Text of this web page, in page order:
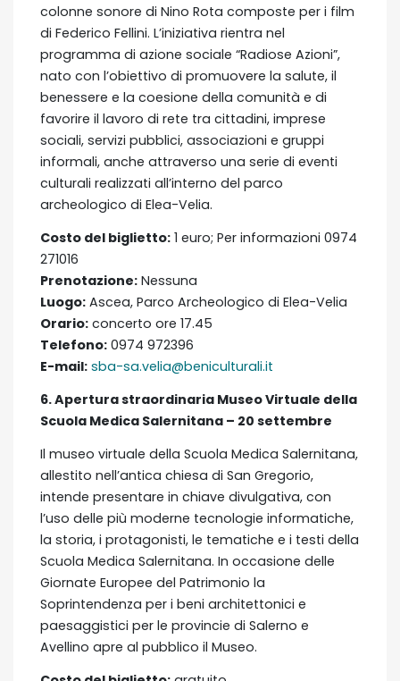
colonne sonore di Nino Rota composte per i film
di Federico Fellini. L’iniziativa rientra nel
programma di azione sociale “Radiose Azioni”,
nato con l’obiettivo di promuovere la salute, il
benessere e la coesione della comunità e di
favorire il lavoro di rete tra cittadini, imprese
sociali, servizi pubblici, associazioni e gruppi
informali, anche attraverso una serie di eventi
culturali realizzati all’interno del parco
archeologico di Elea-Velia.
Costo del biglietto: 1 euro; Per informazioni 0974
271016
Prenotazione: Nessuna
Luogo: Ascea, Parco Archeologico di Elea-Velia
Orario: concerto ore 17.45
Telefono: 0974 972396
E-mail: sba-sa.velia@beniculturali.it
6. Apertura straordinaria Museo Virtuale della
Scuola Medica Salernitana – 20 settembre
Il museo virtuale della Scuola Medica Salernitana,
allestito nell’antica chiesa di San Gregorio,
intende presentare in chiave divulgativa, con
l’uso delle più moderne tecnologie informatiche,
la storia, i protagonisti, le tematiche e i testi della
Scuola Medica Salernitana. In occasione delle
Giornate Europee del Patrimonio la
Soprintendenza per i beni architettonici e
paesaggistici per le provincie di Salerno e
Avellino apre al pubblico il Museo.